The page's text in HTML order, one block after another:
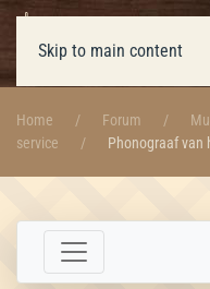
Skip to main content
Home Forum
service
Phonograaf van